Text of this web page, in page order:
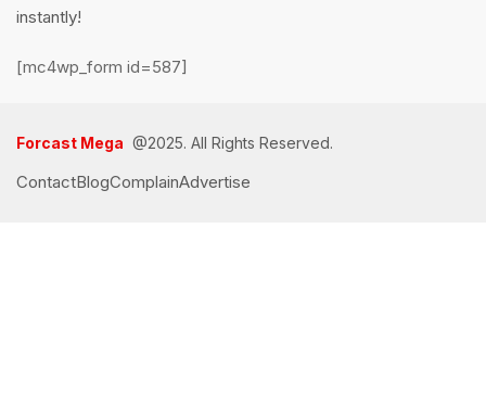
instantly!
[mc4wp_form id=587]
Forcast Mega @2025. All Rights Reserved.
ContactBlogComplainAdvertise